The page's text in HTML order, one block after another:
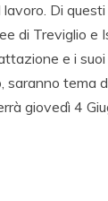
Di
di Treviglio e
e i
tema
giovedì 4